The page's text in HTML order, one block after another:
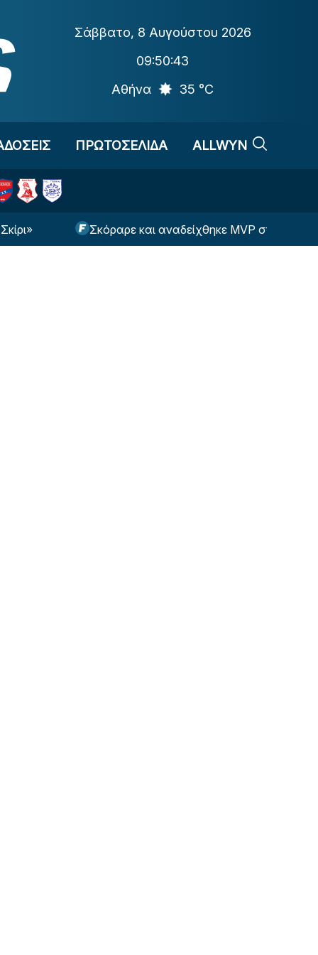
Σάββατο, 8 Αυγούστου 2026
09:50:44
Αθήνα
35 °C
ΠΡΩΤΟΣΕΛΙΔΑ ALLWYN
Σκόραρε και αναδείχθηκε MVP στο ντεμπούτο του